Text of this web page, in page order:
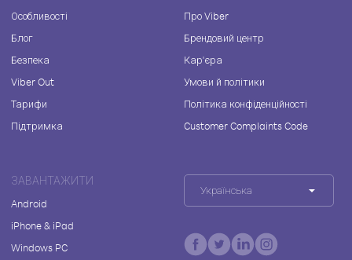
Особливості
Блог
Безпека
Viber Out
Тарифи
Підтримка
Про Viber
Брендовий центр
Кар'єра
Умови й політики
Політика конфіденційності
Customer Complaints Code
ЗАВАНТАЖИТИ
Android
iPhone & iPad
Windows PC
Українська